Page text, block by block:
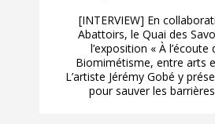
[INTERVIEW] En
Abattoirs, le Quai des
l’exposition « À l’écoute
Biomimétisme, entre arts
L’artiste Jérémy Gobé y
pour sauver les